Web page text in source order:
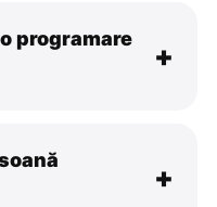
programare